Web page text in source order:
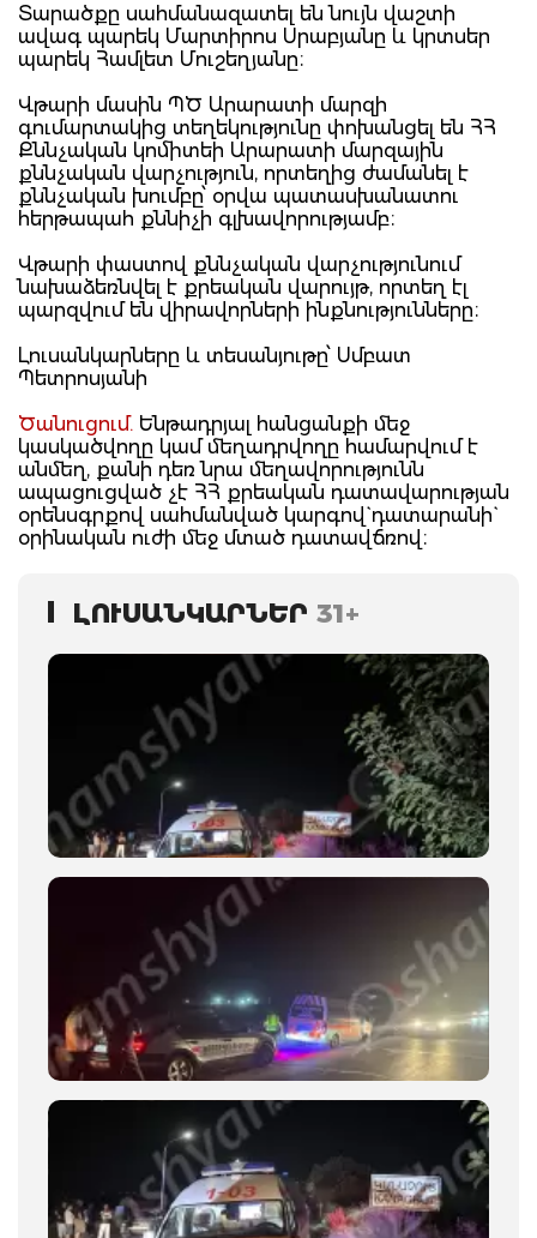
Տարածքը սահմանազատել են նույն վաշտի
ավագ պարեկ Մարտիրոս Սրաբյանը և կրտսեր
պարեկ Համլետ Մուշեղյանը։
Վթարի մասին ՊԾ Արարատի մարզի
գումարտակից տեղեկությունը փոխանցել են ՀՀ
Քննչական կոմիտեի Արարատի մարզային
քննչական վարչություն, որտեղից ժամանել է
քննչական խումբը՝ օրվա պատասխանատու
հերթապահ քննիչի գլխավորությամբ։
Վթարի փաստով քննչական վարչությունում
նախաձեռնվել է քրեական վարույթ, որտեղ էլ
պարզվում են վիրավորների ինքնությունները։
Լուսանկարները և տեսանյութը՝ Սմբատ
Պետրոսյանի
Ծանուցում. Ենթադրյալ հանցանքի մեջ
կասկածվողը կամ մեղադրվողը համարվում է
անմեղ, քանի դեռ նրա մեղավորությունն
ապացուցված չէ ՀՀ քրեական դատավարության
օրենսգրքով սահմանված կարգով` դատարանի`
օրինական ուժի մեջ մտած դատավճռով։
ԼՈՒՍԱՆԿԱՐՆԵՐ 31+